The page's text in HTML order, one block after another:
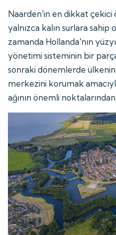
Naarden'in en dikkat çekici
yalnızca kalın surlara sahip
zamanda Hollanda'nın
yönetimi sisteminin bir
sonraki dönemlerde
merkezini korumak
ağının önemli